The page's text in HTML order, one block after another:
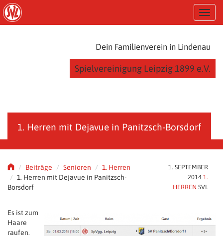
i
T
o
n
g
Dein Familienverein in Lindenau
Spielvereinigung Leipzig 1899 e.V.
1. Herren mit Dejavue in Panitzsch-Borsdorf
Beiträge Senioren
1. Herren
1. Herren mit Dejavue in Panitzsch-
Borsdorf
1. SEPTEMBER
2014 1.
HERREN SVL
Es ist zum
Haare
raufen.